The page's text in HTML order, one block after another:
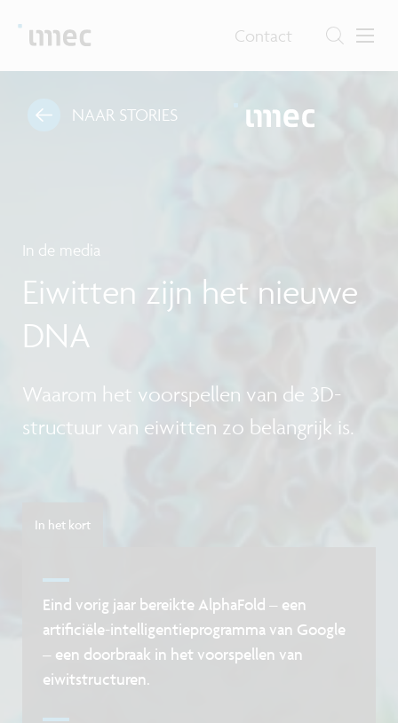
Contact
NAAR STORIES
In de media
Eiwitten zijn het nieuwe
DNA
Waarom het voorspellen van de 3D-
structuur van eiwitten zo belangrijk is.
In het kort
Eind vorig jaar bereikte AlphaFold – een
artificiële-intelligentieprogramma van Google
– een doorbraak in het voorspellen van
eiwitstructuren.